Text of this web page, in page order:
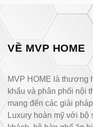
VỀ MVP HOME
MVP HOME là thương
khẩu và phân phối nội
mang đến các giải
Luxury hoàn mỹ với bộ